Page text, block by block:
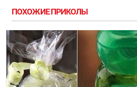
ПОХОЖИЕ ПРИКОЛЫ